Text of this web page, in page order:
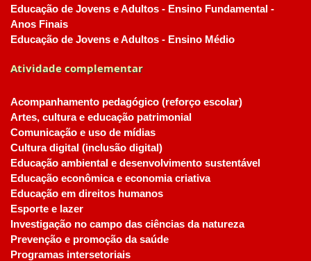
Educação de Jovens e Adultos - Ensino Fundamental -
Anos Finais
Educação de Jovens e Adultos - Ensino Médio
Atividade complementar
Acompanhamento pedagógico (reforço escolar)
Artes, cultura e educação patrimonial
Comunicação e uso de mídias
Cultura digital (inclusão digital)
Educação ambiental e desenvolvimento sustentável
Educação econômica e economia criativa
Educação em direitos humanos
Esporte e lazer
Investigação no campo das ciências da natureza
Prevenção e promoção da saúde
Programas intersetoriais